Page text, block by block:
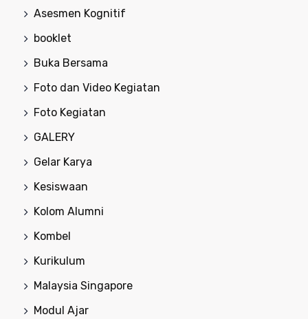
Asesmen Kognitif
booklet
Buka Bersama
Foto dan Video Kegiatan
Foto Kegiatan
GALERY
Gelar Karya
Kesiswaan
Kolom Alumni
Kombel
Kurikulum
Malaysia Singapore
Modul Ajar